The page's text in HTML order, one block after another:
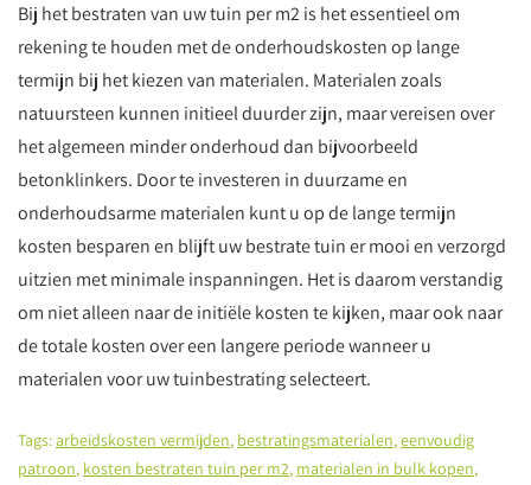
Bij het bestraten van uw tuin per m2 is het essentieel om
rekening te houden met de onderhoudskosten op lange
termijn bij het kiezen van materialen. Materialen zoals
natuursteen kunnen initieel duurder zijn, maar vereisen over
het algemeen minder onderhoud dan bijvoorbeeld
betonklinkers. Door te investeren in duurzame en
onderhoudsarme materialen kunt u op de lange termijn
kosten besparen en blijft uw bestrate tuin er mooi en verzorgd
uitzien met minimale inspanningen. Het is daarom verstandig
om niet alleen naar de initiële kosten te kijken, maar ook naar
de totale kosten over een langere periode wanneer u
materialen voor uw tuinbestrating selecteert.
Tags:arbeidskosten vermijden, bestratingsmaterialen,eenvoudig
patroon, kosten bestraten tuin per m2, materialen in bulk kopen,